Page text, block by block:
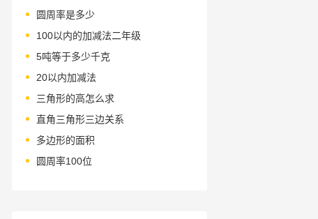
圆周率是多少
100以内的加减法二年级
5吨等于多少千克
20以内加减法
三角形的高怎么求
直角三角形三边关系
多边形的面积
圆周率100位